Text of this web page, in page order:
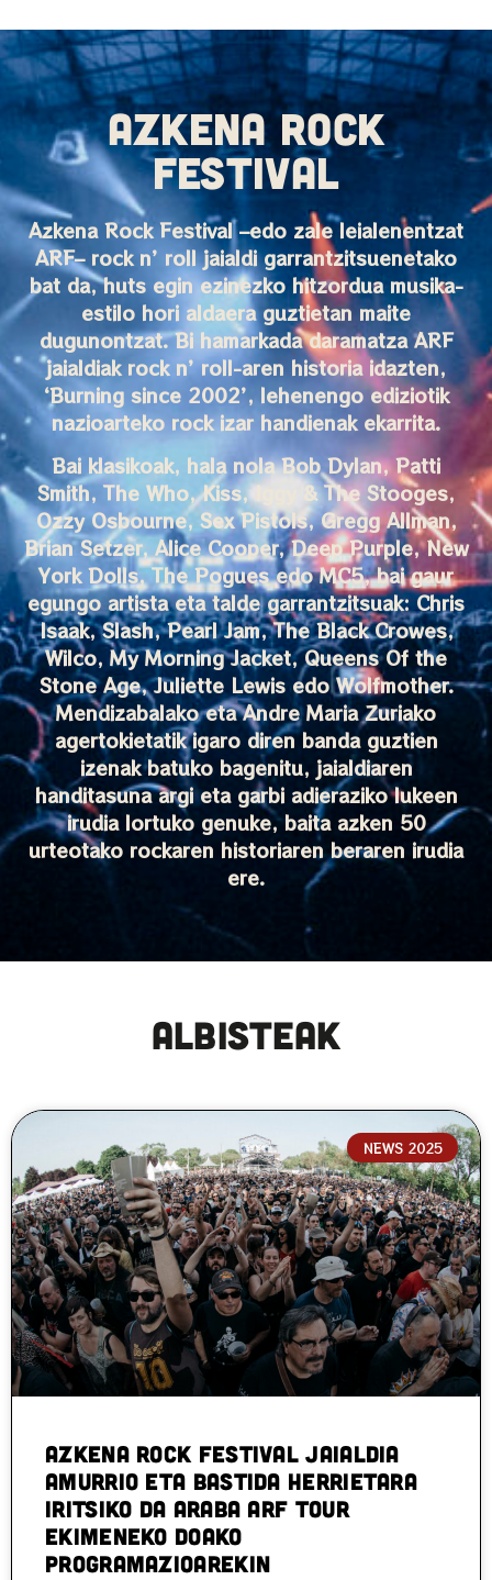
AZKENA ROCK
FESTIVAL
Azkena Rock Festival –edo zale leialenentzat
ARF– rock n’ roll jaialdi garrantzitsuenetako
bat da, huts egin ezinezko hitzordua musika-
estilo hori aldaera guztietan maite
dugunontzat. Bi hamarkada daramatza ARF
jaialdiak rock n’ roll-aren historia idazten,
‘Burning since 2002’, lehenengo ediziotik
nazioarteko rock izar handienak ekarrita.
Bai klasikoak, hala nola Bob Dylan, Patti
Smith, The Who, Kiss, Iggy & The Stooges,
Ozzy Osbourne, Sex Pistols, Gregg Allman,
Brian Setzer, Alice Cooper, Deep Purple, New
York Dolls, The Pogues edo MC5, bai gaur
egungo artista eta talde garrantzitsuak: Chris
Isaak, Slash, Pearl Jam, The Black Crowes,
Wilco, My Morning Jacket, Queens Of the
Stone Age, Juliette Lewis edo Wolfmother.
Mendizabalako eta Andre Maria Zuriako
agertokietatik igaro diren banda guztien
izenak batuko bagenitu, jaialdiaren
handitasuna argi eta garbi adieraziko lukeen
irudia lortuko genuke, baita azken 50
urteotako rockaren historiaren beraren irudia
ere.
ALBISTEAK
NEWS 2025
Azkena Rock Festival jaialdia
Amurrio eta Bastida herrietara
iritsiko da Araba ARF Tour
ekimeneko doako
programazioarekin